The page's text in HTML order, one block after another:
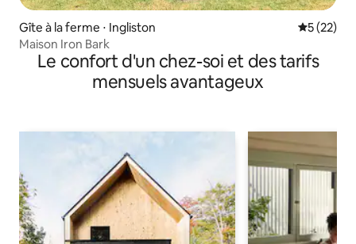
Gîte à la ferme ⋅ Ingliston
5 (22)
Maison Iron Bark
Le confort d'un chez-soi et des tarifs
mensuels avantageux